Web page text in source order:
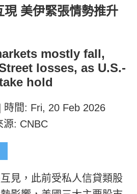
現 美伊緊張情勢推升
mostly fall,
losses, as U.S.-
hold
時間: Fri, 20 Feb 2026
源: CNBC
見，此前受私人信貸類股